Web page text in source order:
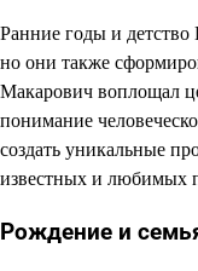
Ранние годы и
но они также
Макарович воплощал
понимание
создать уникальные
известных и любимых
Рождение и